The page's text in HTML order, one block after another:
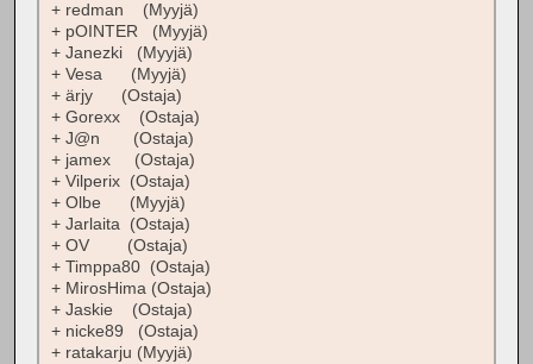
+ redman (Myyjä)
+ pOINTER (Myyjä)
+ Janezki (Myyjä)
+ Vesa (Myyjä)
+ ärjy (Ostaja)
+ Gorexx (Ostaja)
+ J@n (Ostaja)
+ jamex (Ostaja)
+ Vilperix (Ostaja)
+ Olbe (Myyjä)
+ Jarlaita (Ostaja)
+ OV (Ostaja)
+ Timppa80 (Ostaja)
+ MirosHima (Ostaja)
+ Jaskie (Ostaja)
+ nicke89 (Ostaja)
+ ratakarju (Myyjä)